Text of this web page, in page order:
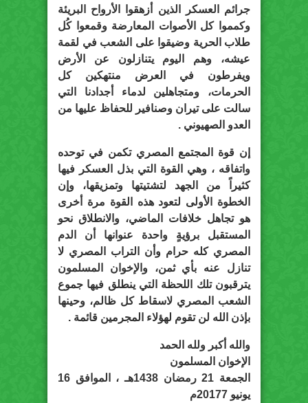
جرائم العسكر الذين أزهقوا الأرواح البريئة
وكمموا كل الأصوات المعارضة وقمعوا كُل
طلاب الحرية وضيقوا على الشعب في لقمة
عيشه، وهم اليوم يتنازلون عن الأرض
ويفرطون في العرض منتهكين كل
الحرمات، ومتجاهلين لدماء أجدادنا التي
سالت على تيران وصنافير للحفاظ عليها من
العدو الصهيوني .
إن قوة المجتمع المصري تكمن في توحده
واتفاقه ، وهي القوة التي بذل العسكر فيها
كثيراً من الجهد لتشتيتها وتمزيقها، وإن
الخطوة الأولى لتعود هذه القوة مرة أخرى
هو تجاهل خلافات الماضي، والانطلاق نحو
المستقبل برؤيةٍ واحدة عنوانها أن الدم
المصري كله حرام وأن التراب المصري لا
تنازل عنه بأي ثمن، والإخوان المسلمون
يترقبون تلك اللحظة التي ينطلق فيها جموع
الشعب المصري لاسقاط كل ظالم، وحينها
بإذن الله لن تقوم لهؤلاء المجرمين قائمة .
والله أكبر ولله الحمد
الإخوان المسلمون
الجمعة 21 رمضان 1438هـ ، الموافق 16
يونيو 20177م